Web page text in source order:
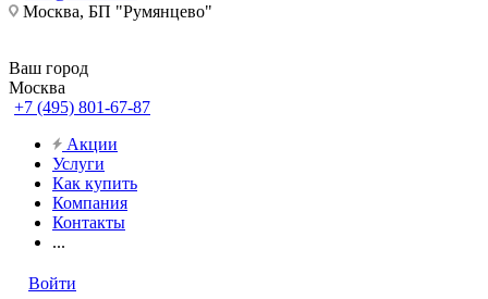
Москва, БП "Румянцево"
Ваш город
Москва
+7 (495) 801-67-87
Акции
Услуги
Как купить
Компания
Контакты
...
Войти